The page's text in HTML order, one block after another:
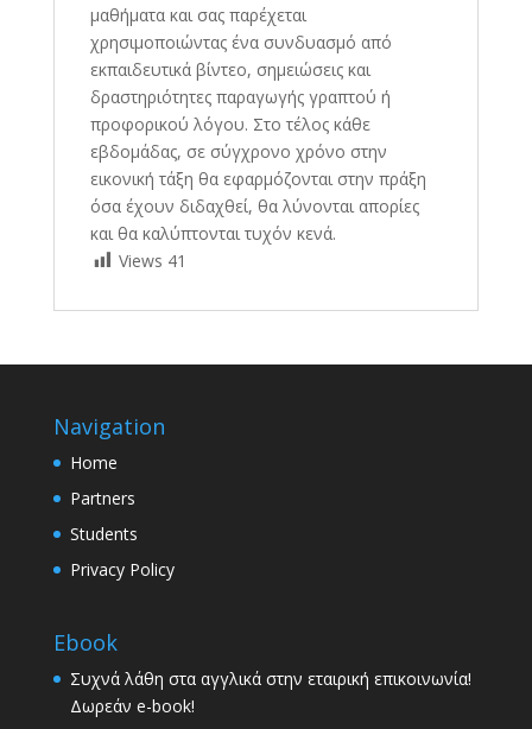
μαθήματα και σας παρέχεται
χρησιμοποιώντας ένα συνδυασμό από
εκπαιδευτικά βίντεο, σημειώσεις και
δραστηριότητες παραγωγής γραπτού ή
προφορικού λόγου. Στο τέλος κάθε
εβδομάδας, σε σύγχρονο χρόνο στην
εικονική τάξη θα εφαρμόζονται στην πράξη
όσα έχουν διδαχθεί, θα λύνονται απορίες
και θα καλύπτονται τυχόν κενά.
Views 41
Navigation
Home
Partners
Students
Privacy Policy
Ebook
Συχνά λάθη στα αγγλικά στην εταιρική επικοινωνία!
Δωρεάν e-book!